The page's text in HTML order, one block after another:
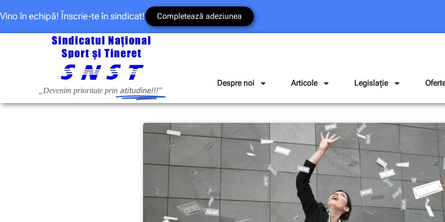
Vino în echipă! Înscrie-te în sindicat! Completează adeziunea
„Devenim prioritate prin atitudine!!!”
Despre noi Articole Legislație